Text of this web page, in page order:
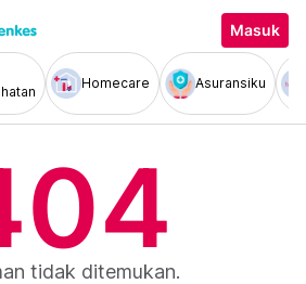
Masuk
Homecare Asuransiku
tidak ditemukan.